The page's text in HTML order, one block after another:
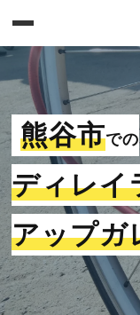
熊谷市での
ディレイ
アップガ